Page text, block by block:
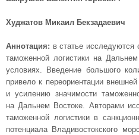
Худжатов Микаил Бекзадаевич
Аннотация: в статье исследуются
таможенной логистики на
условиях. Введение большого
привело к переориентации
и усилению значимости
на Дальнем Востоке. Авторами
таможенной логистики в
потенциала Владивостокского